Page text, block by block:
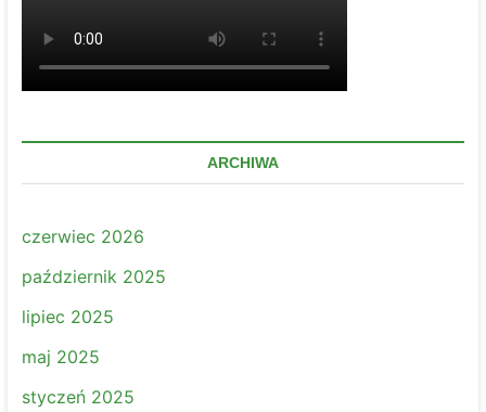
ARCHIWA
czerwiec 2026
październik 2025
lipiec 2025
maj 2025
styczeń 2025